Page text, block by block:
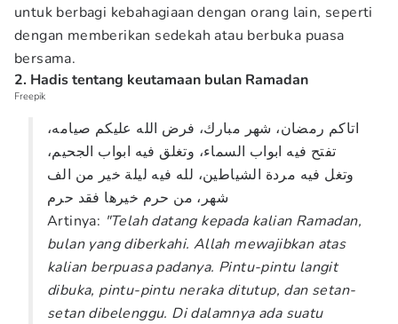
untuk berbagi kebahagiaan dengan orang lain, seperti
dengan memberikan sedekah atau berbuka puasa
bersama.
2. Hadis tentang keutamaan bulan Ramadan
Freepik
اتاكم رمضان، شهر مبارك، فرض الله عليكم صيامه،
تفتح فيه ابواب السماء، وتغلق فيه ابواب الجحيم،
وتغل فيه مردة الشياطين، لله فيه ليلة خير من الف
شهر، من حرم خيرها فقد حرم
Artinya: "Telah datang kepada kalian Ramadan,
bulan yang diberkahi. Allah mewajibkan atas
kalian berpuasa padanya. Pintu-pintu langit
dibuka, pintu-pintu neraka ditutup, dan setan-
setan dibelenggu. Di dalamnya ada suatu